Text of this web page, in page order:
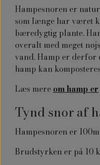
Hampesnoren er
som længe har været
bæredygtig plante.
overalt med meget
vand. Hamp er derfor
hamp kan
Læs mere om hamp er
Tynd snor af
Hampesnoren er
Brudstyrken er på 10